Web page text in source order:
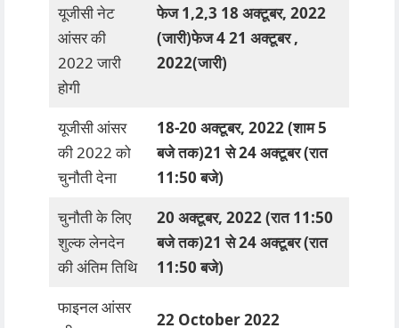
यूजीसी नेट
आंसर की
2022 जारी
होगी
फेज 1,2,3 18 अक्टूबर, 2022
(जारी)फेज 4 21 अक्टूबर ,
2022(जारी)
यूजीसी आंसर
की 2022 को
चुनौती देना
18-20 अक्टूबर, 2022 (शाम 5
बजे तक)21 से 24 अक्टूबर (रात
11:50 बजे)
चुनौती के लिए
शुल्क लेनदेन
की अंतिम तिथि
20 अक्टूबर, 2022 (रात 11:50
बजे तक)21 से 24 अक्टूबर (रात
11:50 बजे)
फाइनल आंसर
22 October 2022